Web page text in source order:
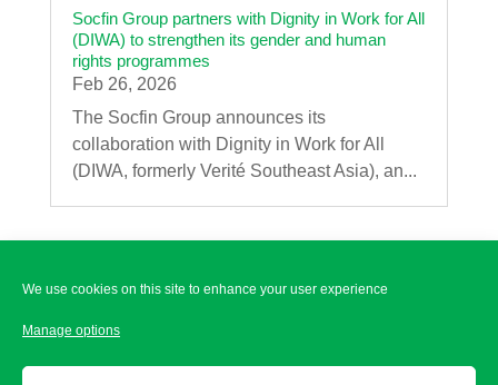
We use cookies on this site to enhance your user experience
Manage options
Socfin Group partners with Dignity in Work for All
(DIWA) to strengthen its gender and human
rights programmes
Feb 26, 2026
The Socfin Group announces its
collaboration with Dignity in Work for All
(DIWA, formerly Verité Southeast Asia), an...